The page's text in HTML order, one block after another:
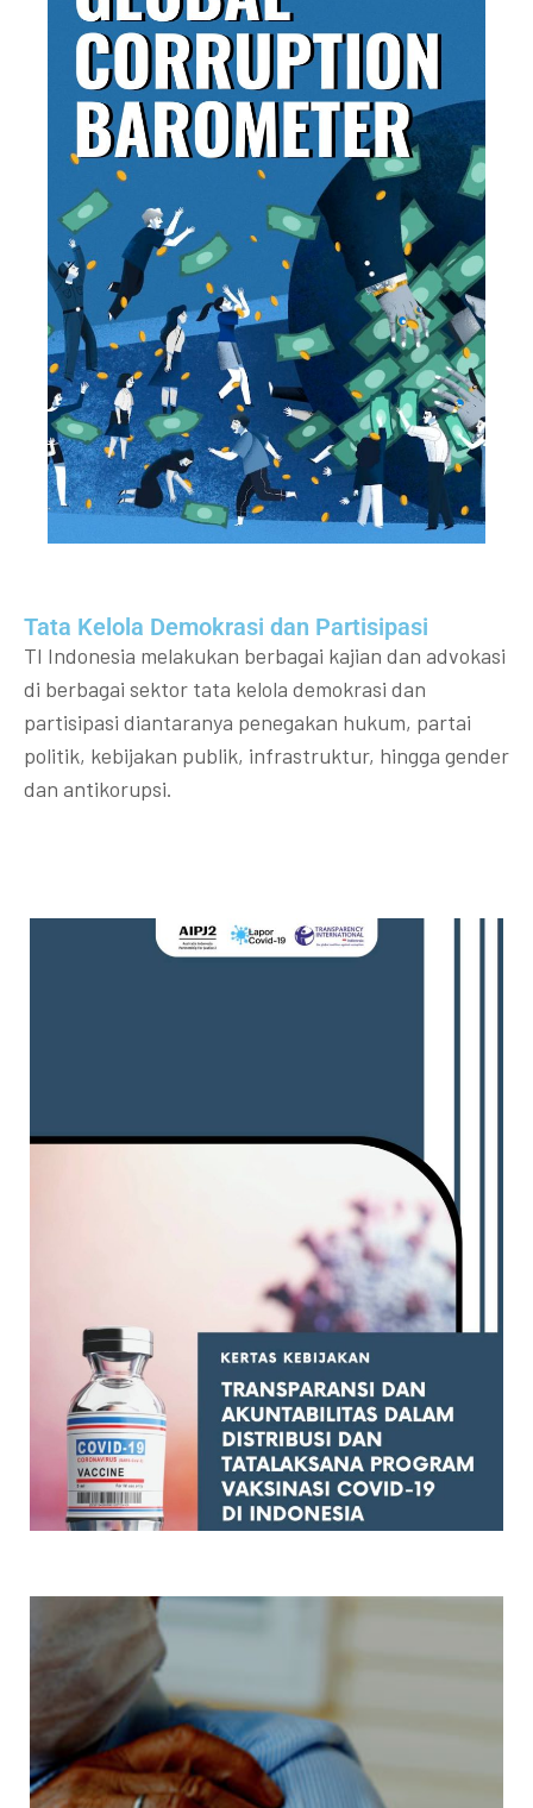
Tata Kelola Demokrasi dan Partisipasi​
TI Indonesia melakukan berbagai kajian dan advokasi
di berbagai sektor tata kelola demokrasi dan
partisipasi diantaranya penegakan hukum, partai
politik, kebijakan publik, infrastruktur, hingga gender
dan antikorupsi.